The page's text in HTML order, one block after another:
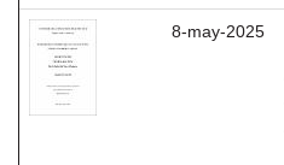
8-may-2025